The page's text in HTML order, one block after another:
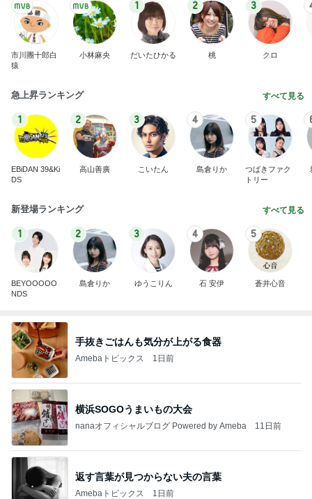
市川團十郎白
猿
小林麻央
1
だいたひかる
2
桃
3
クロ
急上昇ランキング すべて見る
1
EBiDAN 39&Ki
DS
2
高山善廣
3
こいたん
4
島倉りか
5
つばきファク
トリー
新登場ランキング すべて見る
1
BEYOOOOO
NDS
2
島倉りか
3
ゆうこりん
4
石 安伊
5
蒼井心音
手抜きごはんも気分が上がる食器
Amebaトピックス 1日前
横浜SOGOうまいもの大会
nanaオフィシャルブログ Powered by Ameba 11日前
返す言葉が見つからない夫の言葉
Amebaトピックス 1日前